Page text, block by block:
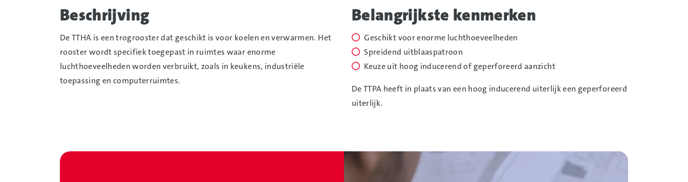
Beschrijving
De TTHA is een trogrooster dat geschikt is voor koelen en verwarmen. Het
rooster wordt specifiek toegepast in ruimtes waar enorme
luchthoeveelheden worden verbruikt, zoals in keukens, industriële
toepassing en computerruimtes.
Belangrijkste kenmerken
Geschikt voor enorme luchthoeveelheden
Spreidend uitblaaspatroon
Keuze uit hoog inducerend of geperforeerd aanzicht
De TTPA heeft in plaats van een hoog inducerend uiterlijk een geperforeerd
uiterlijk.